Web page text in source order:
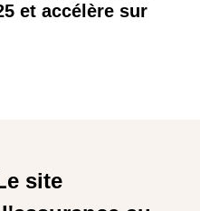
et accélère sur
site